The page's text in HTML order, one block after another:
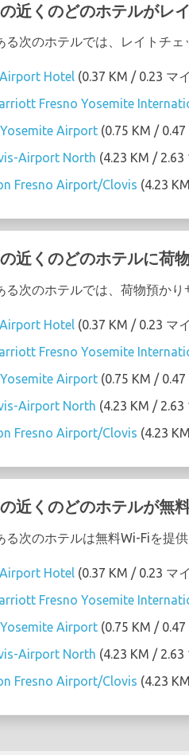
近くのどのホテルがレ
次のホテルでは、レイトチ
Hotel (0.37 KM / 0.23 マ
Fresno Yosemite
Airport (0.75 KM /
Airport North (4.23 KM / 2.63
Fresno Airport/Clovis (4.23
近くのどのホテルに荷
次のホテルでは、荷物預かり
Hotel (0.37 KM / 0.23 マ
Fresno Yosemite
Airport (0.75 KM /
Airport North (4.23 KM / 2.63
Fresno Airport/Clovis (4.23
近くのどのホテルが無
次のホテルは無料Wi-Fiを提
Hotel (0.37 KM / 0.23 マ
Fresno Yosemite
Airport (0.75 KM /
Airport North (4.23 KM / 2.63
Fresno Airport/Clovis (4.23